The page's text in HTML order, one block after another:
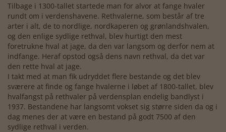
Tilbage i 1300-tallet startede man for alvor at fange hvaler
rundt om i verdenshavene. Rethvalerne, som består af tre
arter i alt, de to nordlige, nordkaperen og grønlandshvalen,
og den enlige sydlige rethval, blev hurtigt den mest
foretrukne hval at jage, da den var langsom og derfor nem at
indfange. Heraf opstod også dens navn rethval, da det var
den rette hval at jage.
I takt med at man fik udryddet flere bestande og det blev
sværere at finde og fange hvalerne i løbet af 1800-tallet, blev
hvalfangst på rethvaler på verdensplan endelig bandlyst i
1937. Bestandene har langsomt vokset sig større siden da og i
dag menes der at være en bestand på godt 7500 af den
sydlige rethval i verden.